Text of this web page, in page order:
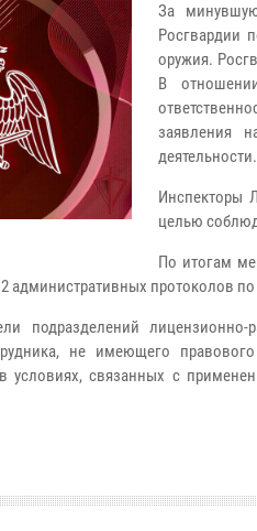
За
Росгвардии
оружия.
В
заявления
деятельности.
Инспекторы
целью
По итогам
административных протоколов
подразделений
не имеющего
условиях, связанных с